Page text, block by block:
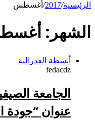
الرئيسية/
2017
/ أغسطس
الشهر:أغسطس
أنشطة الفدرالية
fedacdz
الجامعة
عنوان “جودة